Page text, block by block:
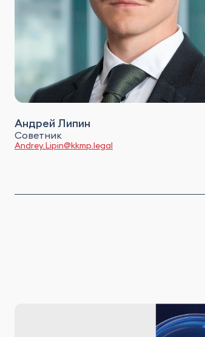
Андрей Липин
Советник
Andrey.Lipin@kkmp.legal